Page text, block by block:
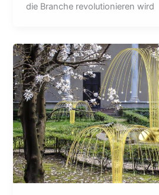
die Branche revolutionieren wird